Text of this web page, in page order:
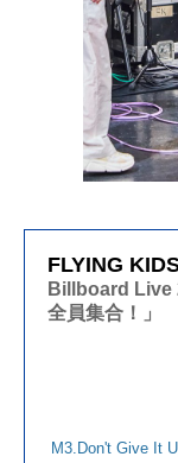
FLYING
Billboard Live
全員集合！」
M3.Don't Give It